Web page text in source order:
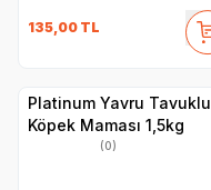
135,00 TL
Platinum Yavru Tavuklu
Köpek Maması 1,5kg
(0)